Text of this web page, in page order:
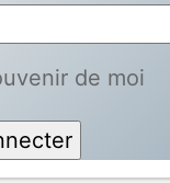
de moi